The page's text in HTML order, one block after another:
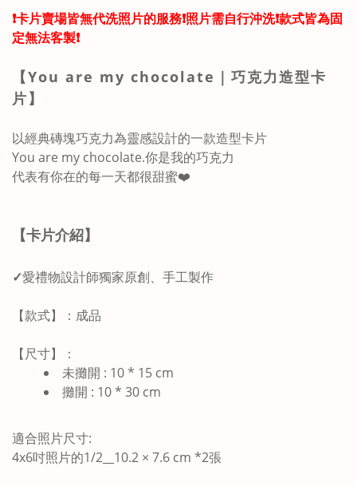
❗️卡片賣場皆無代洗照片的服務❗️照片需自行沖洗❗️款式皆為固
定無法客製❗️
【You are my chocolate｜巧克力造型卡
片】
以經典磚塊巧克力為靈感設計的一款造型卡片
You are my chocolate.你是我的巧克力
代表有你在的每一天都很甜蜜❤️
【卡片介紹】
✓愛禮物設計師獨家原創、手工製作
【款式】：成品
【尺寸】：
未攤開 : 10 * 15 cm
攤開 : 10 * 30 cm
適合照片尺寸:
4x6吋照片的1/2__10.2 × 7.6 cm *2張